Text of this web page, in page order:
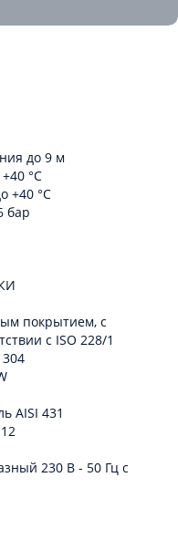
до 9 м
°C
+40 °C
бар
покрытием, с
с ISO 228/1
AISI 431
230 В - 50 Гц с